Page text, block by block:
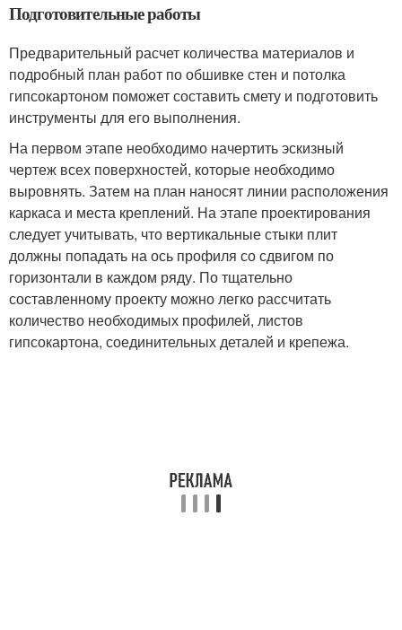
Подготовительные работы
Предварительный расчет количества материалов и
подробный план работ по обшивке стен и потолка
гипсокартоном поможет составить смету и подготовить
инструменты для его выполнения.
На первом этапе необходимо начертить эскизный
чертеж всех поверхностей, которые необходимо
выровнять. Затем на план наносят линии расположения
каркаса и места креплений. На этапе проектирования
следует учитывать, что вертикальные стыки плит
должны попадать на ось профиля со сдвигом по
горизонтали в каждом ряду. По тщательно
составленному проекту можно легко рассчитать
количество необходимых профилей, листов
гипсокартона, соединительных деталей и крепежа.